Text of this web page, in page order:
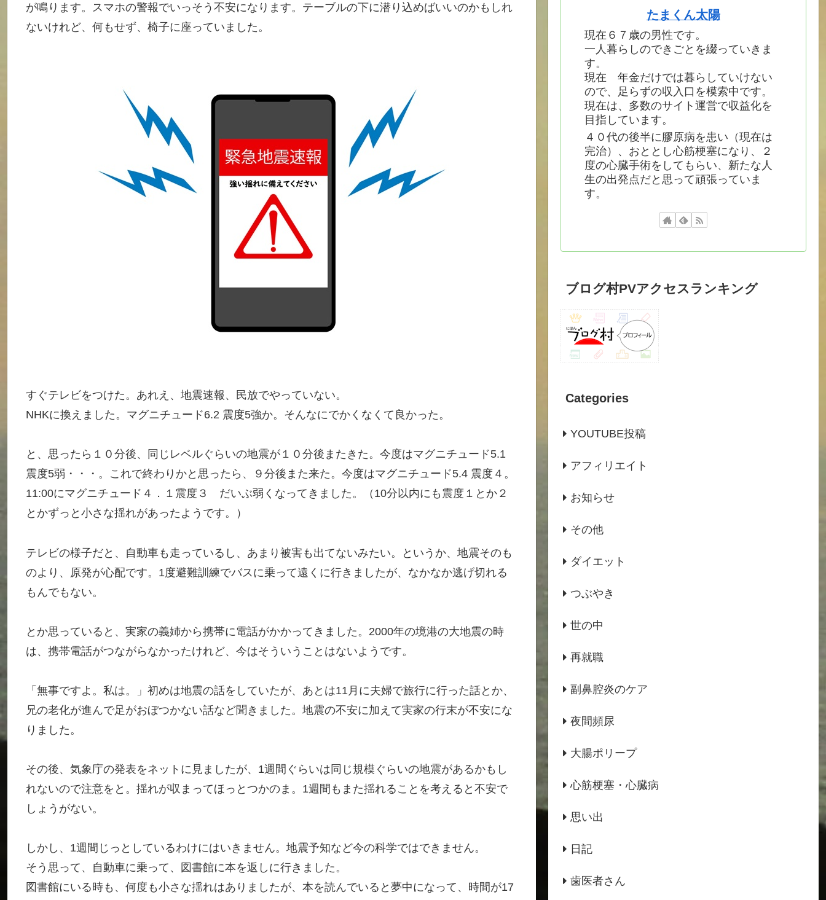
が鳴ります。スマホの警報でいっそう不安になります。テーブルの下に潜り込めばいいのかもしれ
ないけれど、何もせず、椅子に座っていました。
すぐテレビをつけた。あれえ、地震速報、民放でやっていない。
NHKに換えました。マグニチュード6.2 震度5強か。そんなにでかくなくて良かった。
と、思ったら１０分後、同じレベルぐらいの地震が１０分後またきた。今度はマグニチュード5.1
震度5弱・・・。これで終わりかと思ったら、９分後また来た。今度はマグニチュード5.4 震度４。
11:00にマグニチュード４．１震度３ だいぶ弱くなってきました。（10分以内にも震度１とか２
とかずっと小さな揺れがあったようです。）
テレビの様子だと、自動車も走っているし、あまり被害も出てないみたい。というか、地震そのも
のより、原発が心配です。1度避難訓練でバスに乗って遠くに行きましたが、なかなか逃げ切れる
もんでもない。
とか思っていると、実家の義姉から携帯に電話がかかってきました。2000年の境港の大地震の時
は、携帯電話がつながらなかったけれど、今はそういうことはないようです。
「無事ですよ。私は。」初めは地震の話をしていたが、あとは11月に夫婦で旅行に行った話とか、
兄の老化が進んで足がおぼつかない話など聞きました。地震の不安に加えて実家の行末が不安にな
りました。
その後、気象庁の発表をネットに見ましたが、1週間ぐらいは同じ規模ぐらいの地震があるかもし
れないので注意をと。揺れが収まってほっとつかのま。1週間もまた揺れることを考えると不安で
しょうがない。
しかし、1週間じっとしているわけにはいきません。地震予知など今の科学ではできません。
そう思って、自動車に乗って、図書館に本を返しに行きました。
図書館にいる時も、何度も小さな揺れはありましたが、本を読んでいると夢中になって、時間が17
たまくん太陽
現在６７歳の男性です。
一人暮らしのできごとを綴っていきま
す。
現在 年金だけでは暮らしていけない
ので、足らずの収入口を模索中です。
現在は、多数のサイト運営で収益化を
目指しています。
４０代の後半に膠原病を患い（現在は
完治）、おととし心筋梗塞になり、２
度の心臓手術をしてもらい、新たな人
生の出発点だと思って頑張っていま
す。
ブログ村PVアクセスランキング
Categories
YOUTUBE投稿
アフィリエイト
お知らせ
その他
ダイエット
つぶやき
世の中
再就職
副鼻腔炎のケア
夜間頻尿
大腸ポリープ
心筋梗塞・心臓病
思い出
日記
歯医者さん